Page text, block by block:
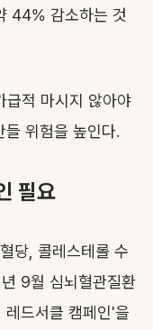
44% 감소하는 것
급적 마시지 않아야
위험을 높인다.
필요
당, 콜레스테롤 수
9월 심뇌혈관질환
드서클 캠페인'을